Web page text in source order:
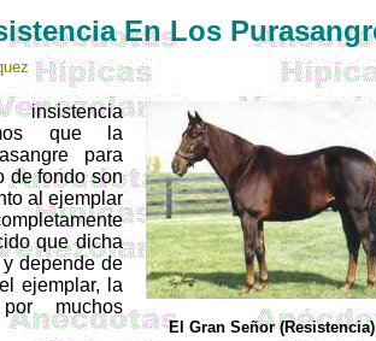
En Los
que la
para
de fondo son
al ejemplar
que dicha
y depende de
ejemplar, la
muchos
El Gran Señor (Resistencia)